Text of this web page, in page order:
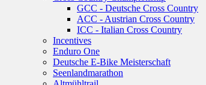
GCC - Deutsche Cross Country
ACC - Austrian Cross Country
ICC - Italian Cross Country
Incentives
Enduro One
Deutsche E-Bike Meisterschaft
Seenlandmarathon